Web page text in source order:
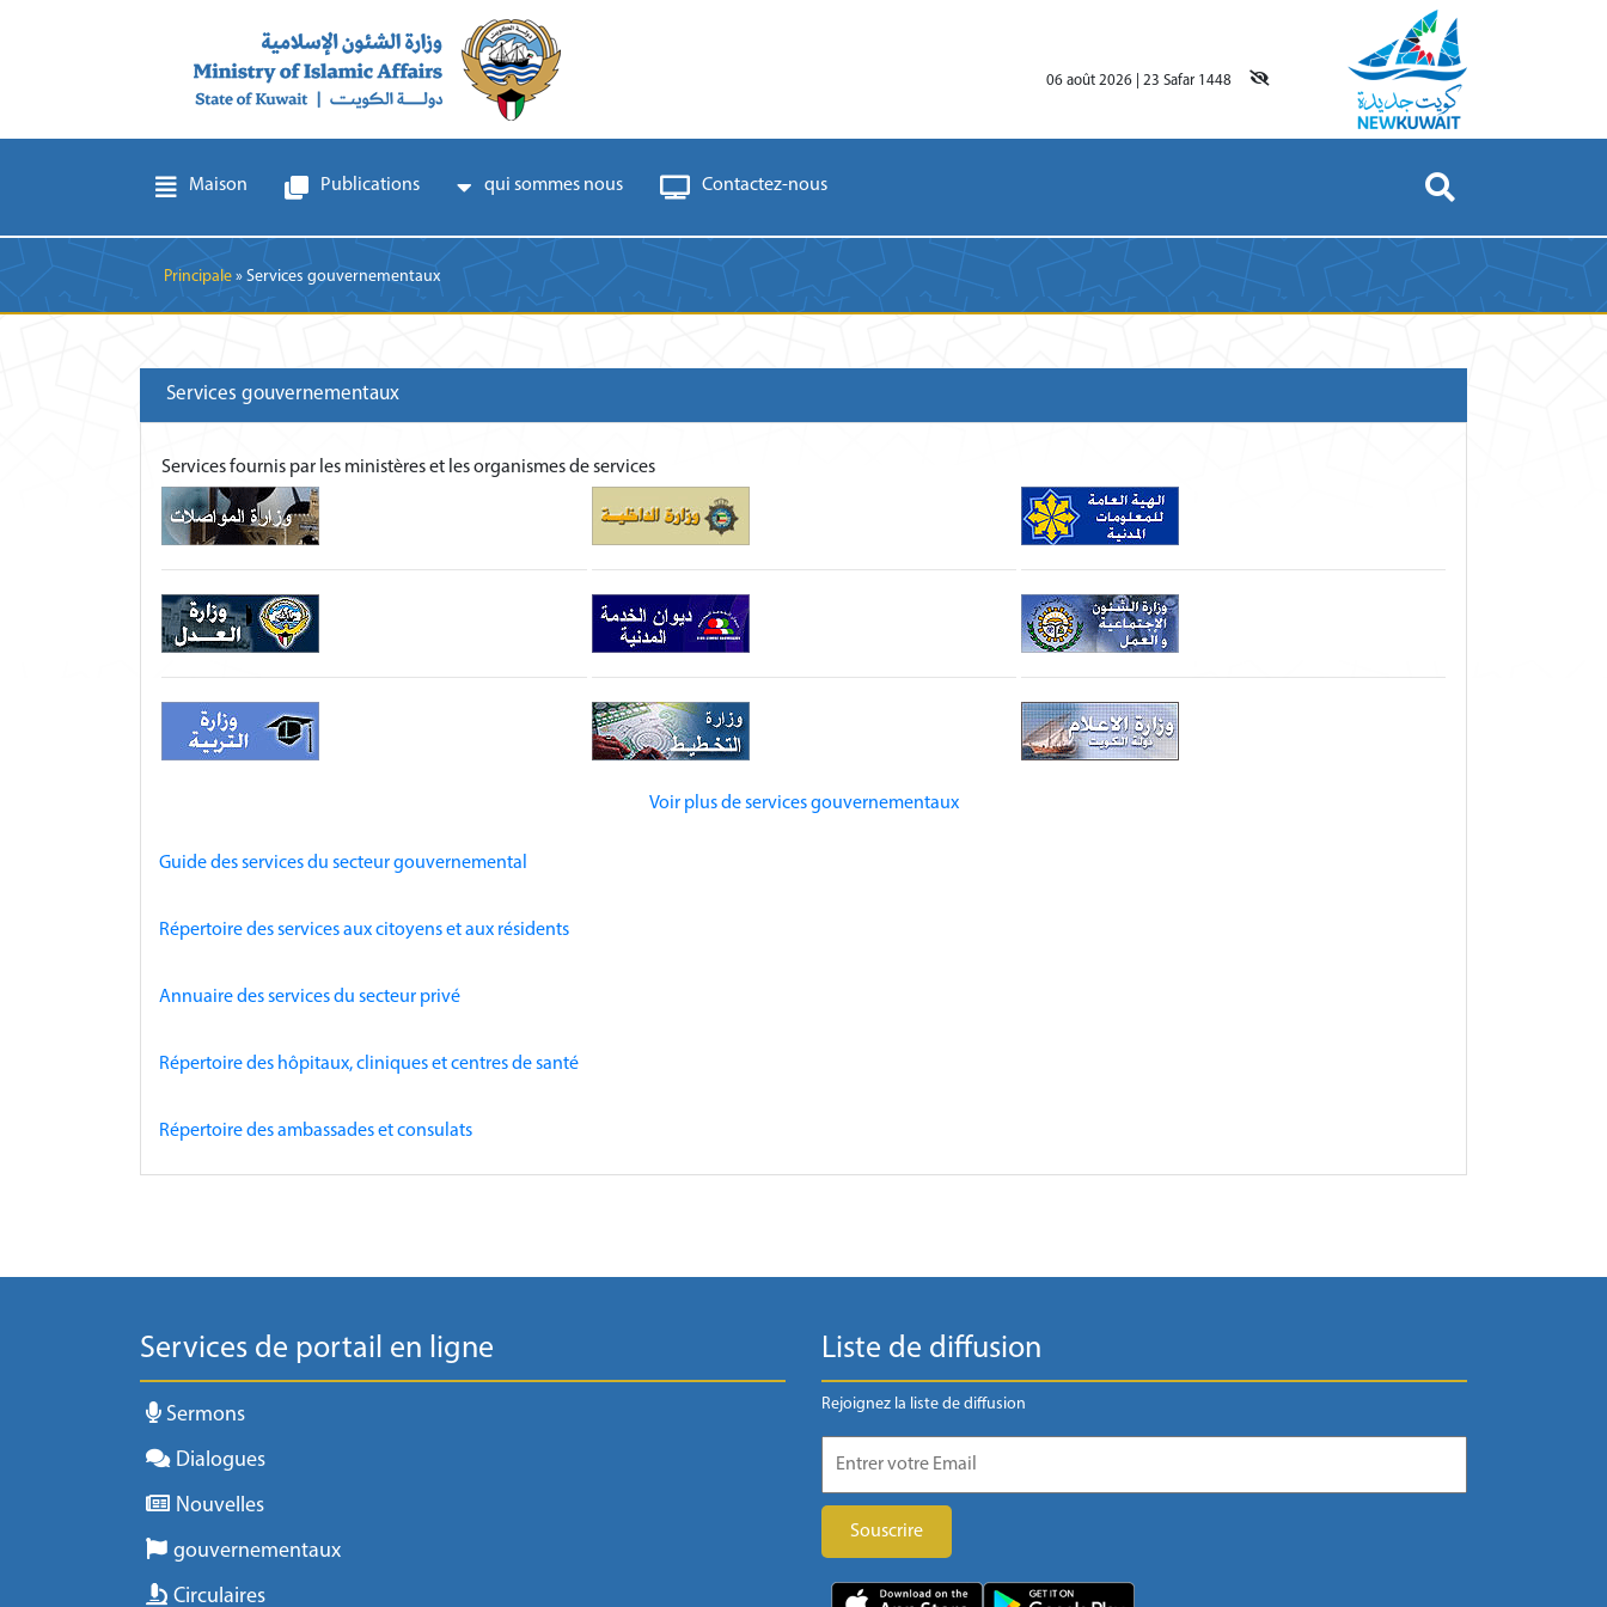
06 août 2026 23 Safar 1448
Maison Publications qui sommes nous Contactez-nous
Breadcrumb
Principale Services gouvernementaux
Services gouvernementaux
Services fournis par les ministères et les organismes de services
Voir plus de services gouvernementaux
Guide des services du secteur gouvernemental
Répertoire des services aux citoyens et aux résidents
Annuaire des services du secteur privé
Répertoire des hôpitaux, cliniques et centres de santé
Répertoire des ambassades et consulats
Services de portail en ligne
Sermons
Dialogues
Nouvelles
gouvernementaux
Circulaires
Liste de diffusion
Rejoignez la liste de diffusion